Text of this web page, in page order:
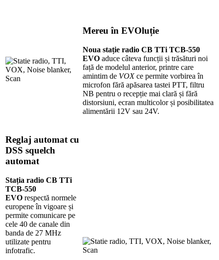
Mereu în EVOluție
Noua stație radio CB TTi TCB-550
EVO aduce câteva funcții și trăsături noi
față de modelul anterior, printre care
amintim de VOXce permite vorbirea în
microfon fără apăsarea tastei PTT, filtru
NB pentru o recepție mai clară și fără
distorsiuni, ecran multicolor și posibilitatea
alimentării 12V sau 24V.
Reglaj automat cu
DSS squelch
automat
Stația radio CB TTi
TCB-550
EVO respectă normele
europene în vigoare și
permite comunicare pe
cele 40 de canale din
banda de 27 MHz
utilizate pentru
infotrafic.